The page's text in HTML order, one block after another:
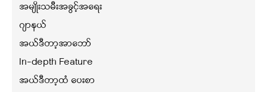
အမျိုးသမီးအခွင့်အရေး
ဂျာနယ်
အယ်ဒီတာ့အာဘော်
In-depth Feature
အယ်ဒီတာ့ထံ ပေးစာ